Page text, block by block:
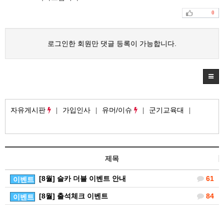
0
로그인한 회원만 댓글 등록이 가능합니다.
자유게시판 가입인사 유머/이슈 군기교육대
제목
61
이벤트 [8월] 슬카 더블 이벤트 안내
84
이벤트 [8월] 출석체크 이벤트